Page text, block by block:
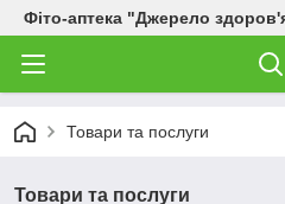
Фіто-аптека "Джерело
Товари та послуги
Товари та послуги